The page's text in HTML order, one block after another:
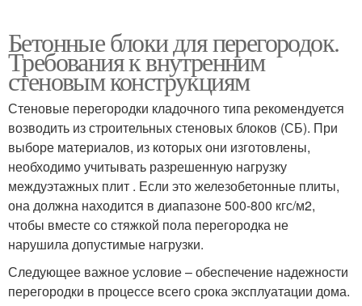
Бетонные блоки для перегородок.
Требования к внутренним
стеновым конструкциям
Стеновые перегородки кладочного типа рекомендуется
возводить из строительных стеновых блоков (СБ). При
выборе материалов, из которых они изготовлены,
необходимо учитывать разрешенную нагрузку
междуэтажных плит . Если это железобетонные плиты,
она должна находится в диапазоне 500-800 кгс/м2,
чтобы вместе со стяжкой пола перегородка не
нарушила допустимые нагрузки.
Следующее важное условие – обеспечение надежности
перегородки в процессе всего срока эксплуатации дома.